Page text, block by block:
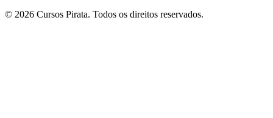
© 2026 Cursos Pirata. Todos os direitos reservados.